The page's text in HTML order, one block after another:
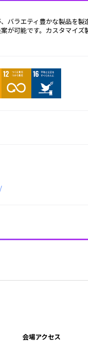
ラエティ豊かな製品を製
会場アクセス